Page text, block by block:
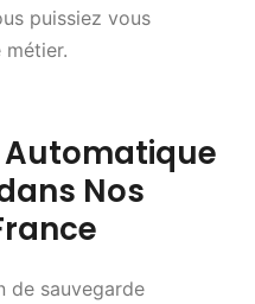
puissiez vous
Automatique
Nos
de sauvegarde